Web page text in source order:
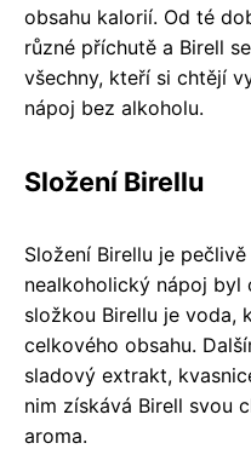
obsahu kalorií. Od té
různé příchutě a Birell
všechny, kteří si chtějí
nápoj bez alkoholu.
Složení Birellu
Složení Birellu je
nealkoholický nápoj byl
složkou Birellu je voda,
celkového obsahu.
sladový extrakt,
nim získává Birell svou
aroma.